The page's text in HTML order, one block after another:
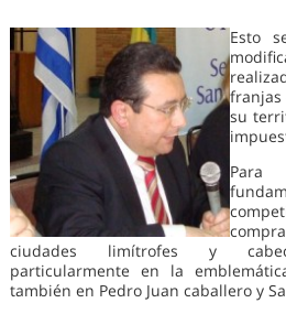
Esto
franjas
su
Para
ciudades limítrofes y
particularmente en la
también en Pedro Juan caballero y